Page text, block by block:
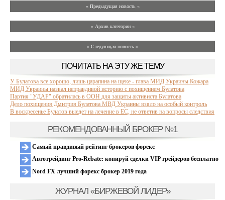
« Предыдущая новость «
» Архив категории «
» Следующая новость »
ПОЧИТАТЬ НА ЭТУ ЖЕ ТЕМУ
У Булатова все хорошо, лишь царапина на щеке - глава МИД Украины Кожара
МИД Украины назвал неправдивой историю с похищением Булатова
Партия "УДАР" обратилась в ООН для защиты активиста Булатова
Дело похищения Дмитрия Булатова МВД Украины взяло на особый контроль
В воскресенье Булатов выедет на лечение в ЕС, не ответив на вопросы следствия
РЕКОМЕНДОВАННЫЙ БРОКЕР №1
Самый правдивый рейтинг брокеров форекс
Автотрейдинг Pro-Rebate: копируй сделки VIP трейдеров бесплатно
Nord FX лучший форекс брокер 2019 года
ЖУРНАЛ «БИРЖЕВОЙ ЛИДЕР»